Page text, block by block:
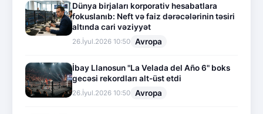
Dünya birjaları korporativ hesabatlara
fokuslanıb: Neft və faiz dərəcələrinin təsiri
altında cari vəziyyət
26.İyul.2026 10:50 Avropa
İbay Llanosun "La Velada del Año 6" boks
gecəsi rekordları alt-üst etdi
26.İyul.2026 10:50 Avropa